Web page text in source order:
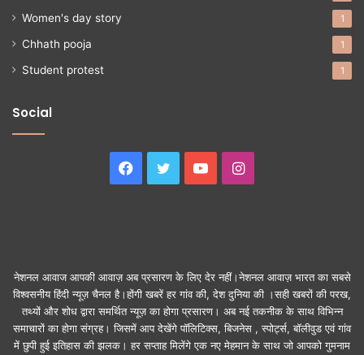
Women's day story 1
Chhath pooja 1
Student protest 1
Social
Facebook
Twitter YouTubeInstagram
नेशनल आवाज आपकी आवाज़ अब प्रसारण के लिए देर नहीं।नेशनल आवाज़ भारत का सबसे
विश्वसनीय हिंदी न्यूज़ चैनल है।होंगी खबरें हर गांव की, देश दुनिया की ।सही खबरों की परख,
तथ्यों और शोध द्वारा समर्थित न्यूज़ का होगा प्रसारण। अब नई तकनीक के साथ विभिन्न
समाचारों का होगा संग्रह। जिसमें आप देखेंगे पॉलिटिक्स, बिजनेस , स्पोर्ट्स, बॉलीवुड एवं गांव
में छुपी हुई इतिहास की झलक। हर सप्ताह मिलेंगे एक नए मेहमान के साथ जो आपको गुमनाम